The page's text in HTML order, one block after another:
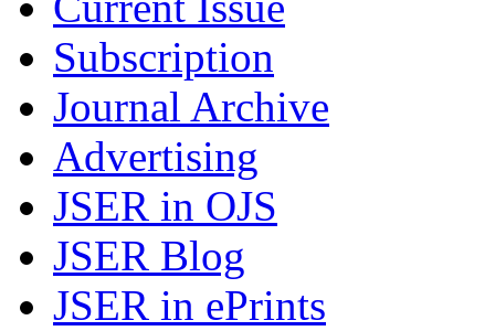
Subscription
Journal Archive
Advertising
JSER in OJS
JSER Blog
JSER in ePrints